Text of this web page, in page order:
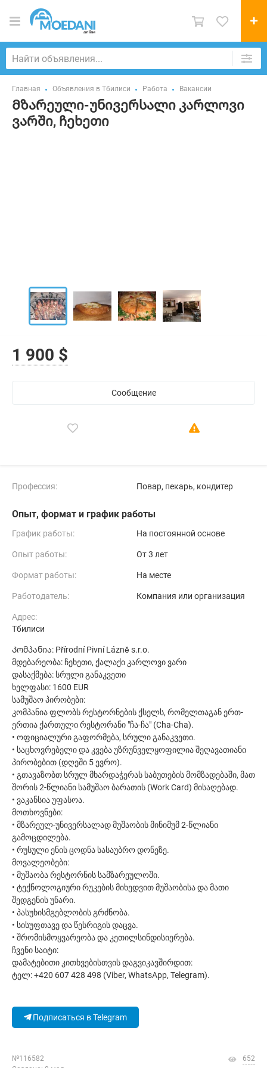
Главная Объявления в Тбилиси Работа Вакансии
Მზარეული-უნივერსალი კარლოვი
ვარში, ჩეხეთი
1 900 $
Сообщение
Профессия: Повар, пекарь, кондитер
Опыт, формат и график работы
График работы: На постоянной основе
Опыт работы: От 3 лет
Формат работы: На месте
Работодатель: Компания или организация
Адрес:
Тбилиси
Კომპანია: Přírodní Pivní Lázně s.r.o.
მდებარეობა: ჩეხეთი, ქალაქი კარლოვი ვარი
დასაქმება: სრული განაკვეთი
ხელფასი: 1600 EUR
სამუშაო პირობები:
კომპანია ფლობს რესტორნების ქსელს, რომელთაგან ერთ-
ერთია ქართული რესტორანი "ჩა-ჩა" (Cha-Cha).
• ოფიციალური გაფორმება, სრული განაკვეთი.
• საცხოვრებელი და კვება უზრუნველყოფილია შეღავათიანი
პირობებით (დღეში 5 ევრო).
• გთავაზობთ სრულ მხარდაჭერას საბუთების მომზადებაში, მათ
შორის 2-წლიანი სამუშაო ბარათის (Work Card) მისაღებად.
• ვაკანსია უფასოა.
მოთხოვნები:
• მზარეულ-უნივერსალად მუშაობის მინიმუმ 2-წლიანი
გამოცდილება.
• რუსული ენის ცოდნა სასაუბრო დონეზე.
მოვალეობები:
• მუშაობა რესტორნის სამზარეულოში.
• ტექნოლოგიური რუკების მიხედვით მუშაობისა და მათი
შედგენის უნარი.
• პასუხისმგებლობის გრძნობა.
• სისუფთავე და წესრიგის დაცვა.
• შრომისმოყვარეობა და კეთილსინდისიერება.
ჩვენი საიტი:
დამატებითი კითხვებისთვის დაგვიკავშირდით:
ტელ: +420 607 428 498 (Viber, WhatsApp, Telegram).
Подписаться в Telegram
№116582
652